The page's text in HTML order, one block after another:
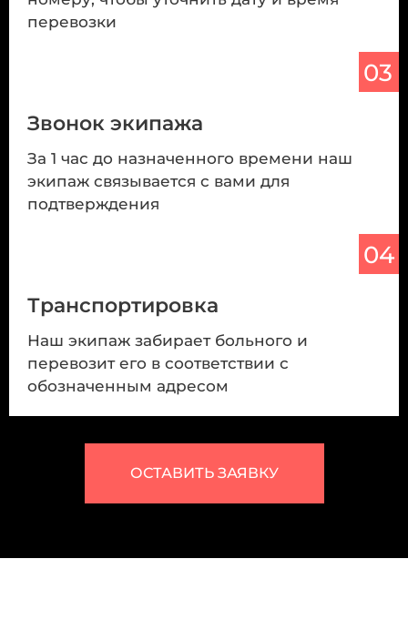
перевозки
03
Звонок экипажа
За 1 час до назначенного времени наш
экипаж связывается с вами для
подтверждения
04
Транспортировка
Наш экипаж забирает больного и
перевозит его в соответствии с
обозначенным адресом
ОСТАВИТЬ ЗАЯВКУ